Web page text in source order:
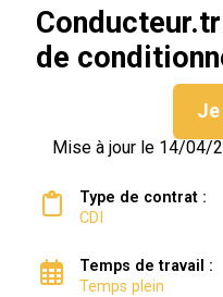
de
Mise à jour le 14/04/
Type de contrat :
CDI
Temps de travail :
Temps plein